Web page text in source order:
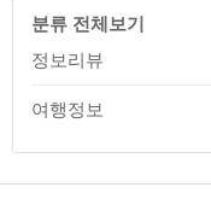
분류 전체보기
정보리뷰
여행정보